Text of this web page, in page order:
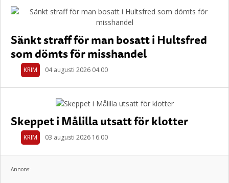
Sänkt straff för man bosatt i Hultsfred
som dömts för misshandel
KRIM 04 augusti 2026 04.00
Skeppet i Målilla utsatt för klotter
KRIM 03 augusti 2026 16.00
Annons: